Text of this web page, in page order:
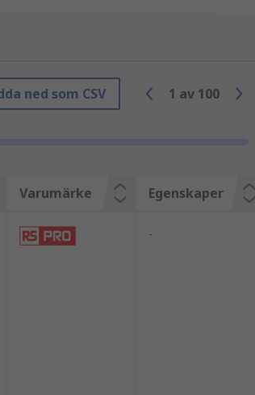
RS-
och är
versioner
ned som CSV 1 av 100
Varumärke Egenskaper
-